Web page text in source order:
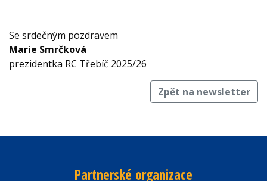
Se srdečným pozdravem
Marie Smrčková
prezidentka RC Třebíč 2025/26
Zpět na newsletter
Partnerské organizace